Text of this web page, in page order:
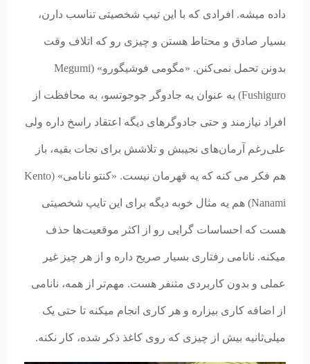
داده میشه. افرادی که با این تیپ شخصیتی تناسب دارن،
بسیار صادق و محتاط هستن و چیزی رو که اتلاف وقت
بدونن تحمل نمی‌کنن. «مگومی فوشیگورو» (Megumi
Fushiguro) به عنوان یه جادوگر جوجوتسو، به محافظت از
افراد نیازمند و حتی جادوگرهای دیگه اعتقاد راسخ داره ولی
علی‌رغم آرمان‌های نجیبش و تلاشش برای نجات بقیه، باز
هم فکر می کنه که یه قهرمان نیست. «کنتو نانامی» (
Kento
Nanami) هم یه مثال خوبه دیگه برای این تایپ شخصیتی
هست که احساسات گرایی رو از اکثر موقعیت‌ها حذف
میکنه. نانامی رفتاری بسیار صریح داره و از هر چیز غیر
عملی و بدون کاربردی متنفر هست. مهم‌تر از همه، نانامی
از اضافه کاری بیزاره و هر کاری انجام میکنه تا حتی یک
میلی‌ثانیه بیش از چیزی که روی کاغذ ذکر شده، کار نکنه.